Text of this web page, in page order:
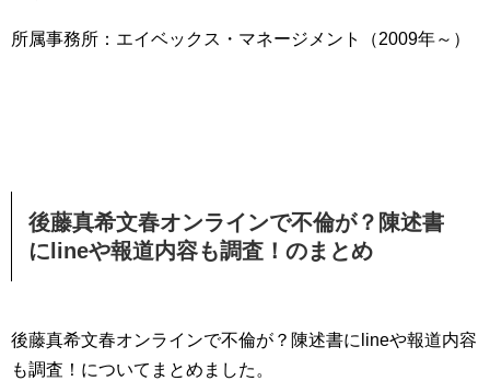
所属事務所：エイベックス・マネージメント（2009年～）
後藤真希文春オンラインで不倫が？陳述書
にlineや報道内容も調査！のまとめ
後藤真希文春オンラインで不倫が？陳述書にlineや報道内容
も調査！についてまとめました。